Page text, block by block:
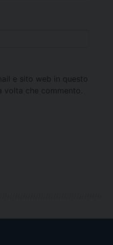
e sito web in questo
volta che commento.